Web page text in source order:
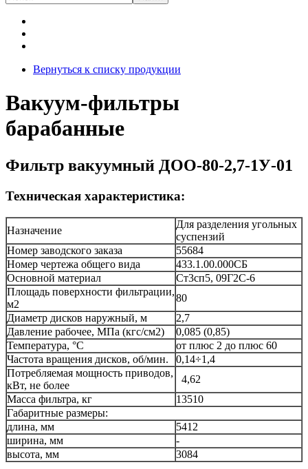
Вернуться к списку продукции
Вакуум-фильтры
барабанные
Фильтр вакуумный ДОО-80-2,7-1У-01
Техническая характеристика:
Назначение
Для разделения угольных
суспензий
Номер заводского заказа
55684
Номер чертежа общего вида
433.1.00.000СБ
Основной материал
Ст3сп5, 09Г2С-6
Площадь поверхности фильтрации,
м2
80
Диаметр дисков наружный, м
2,7
Давление рабочее, МПа (кгс/см2)
0,085 (0,85)
Температура, °С
от плюс 2 до плюс 60
Частота вращения дисков, об/мин.
0,14÷1,4
Потребляемая мощность приводов,
кВт, не более
4,62
Масса фильтра, кг
13510
Габаритные размеры:
длина, мм
5412
ширина, мм
-
высота, мм
3084